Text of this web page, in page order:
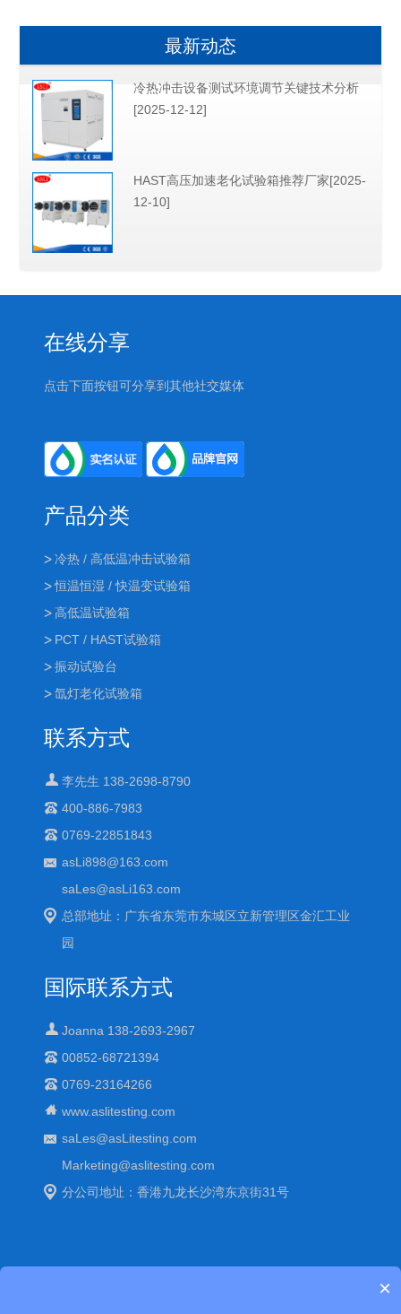
最新动态
冷热冲击设备测试环境调节关键技术分析
[2025-12-12]
HAST高压加速老化试验箱推荐厂家[2025-
12-10]
在线分享
点击下面按钮可分享到其他社交媒体
产品分类
冷热 / 高低温冲击试验箱
恒温恒湿 / 快温变试验箱
高低温试验箱
PCT / HAST试验箱
振动试验台
氙灯老化试验箱
联系方式
李先生 138-2698-8790
400-886-7983
0769-22851843
asLi898@163.com
saLes@asLi163.com
总部地址：广东省东莞市东城区立新管理区金汇工业
园
国际联系方式
Joanna 138-2693-2967
00852-68721394
0769-23164266
www.aslitesting.com
saLes@asLitesting.com
Marketing@aslitesting.com
分公司地址：香港九龙长沙湾东京街31号
×